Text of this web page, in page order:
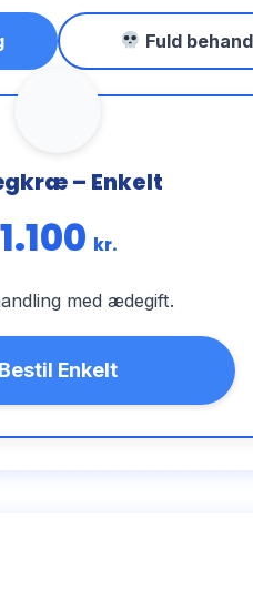
Fuld
– Enkelt
1.100 kr.
med ædegift.
Bestil Enkelt